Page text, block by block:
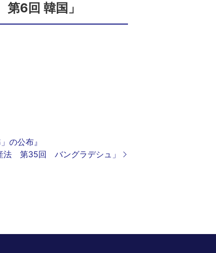
6回 韓国」
の公布』
法 第35回 バングラデシュ」